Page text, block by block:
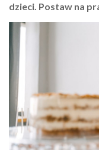
dzieci. Postaw na